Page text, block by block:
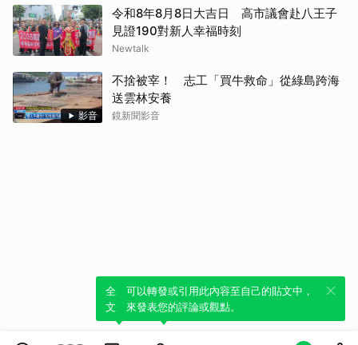
令和8年8月8日大吉日 高市議會赴八王子
見證190對新人幸福時刻
Newtalk
影音
不捨被宰！ 志工「買牛救命」從綠島跨海
送雲林安養
鏡新聞影音
全新體驗！一鍵引用此內容，透過發布貼
文來輕鬆表達個人立場。
可以轉發或引用此內容至自己的貼文中，
來發表您的評論或觀點。